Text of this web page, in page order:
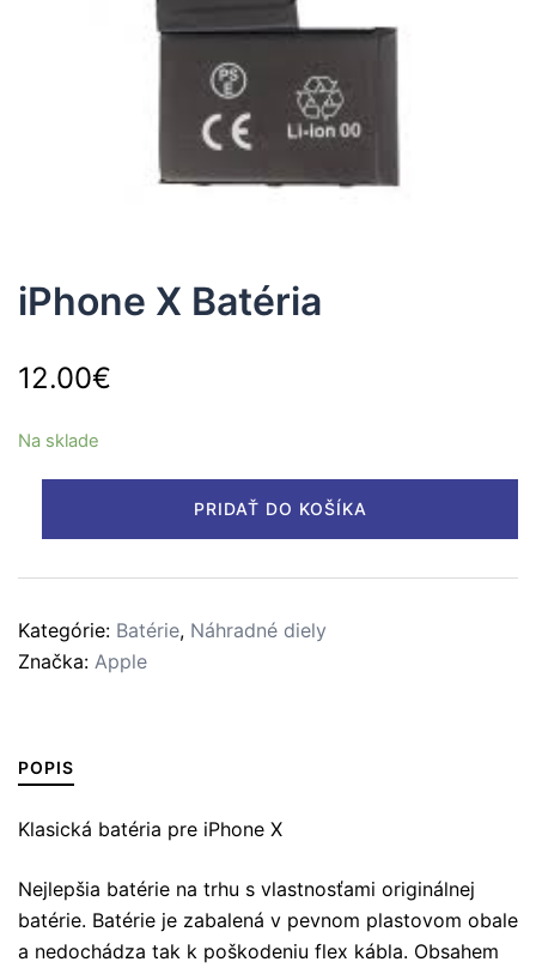
iPhone X Batéria
12.00€
Na sklade
PRIDAŤ DO KOŠÍKA
Kategórie: Batérie, Náhradné diely
Značka: Apple
POPIS
Klasická batéria pre iPhone X
Nejlepšia batérie na trhu s vlastnosťami originálnej
batérie. Batérie je zabalená v pevnom plastovom obale
a nedochádza tak k poškodeniu flex kábla. Obsahem